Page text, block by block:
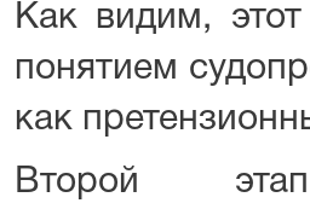
Как видим,
понятием
как
Второй